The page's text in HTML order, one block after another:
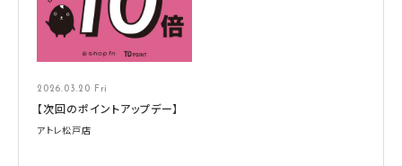
2026.03.20 Fri
【次回のポイントアップデー】
アトレ松戸店